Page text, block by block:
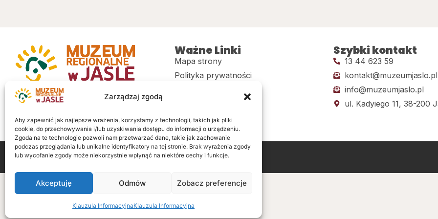
Zarządzaj zgodą
Aby zapewnić jak najlepsze wrażenia, korzystamy z technologii, takich jak pliki
cookie, do przechowywania i/lub uzyskiwania dostępu do informacji o urządzeniu.
Zgoda na te technologie pozwoli nam przetwarzać dane, takie jak zachowanie
podczas przeglądania lub unikalne identyfikatory na tej stronie. Brak wyrażenia zgody
lub wycofanie zgody może niekorzystnie wpłynąć na niektóre cechy i funkcje.
Akceptuję Odmów Zobacz preferencje
Klauzula InformacyjnaKlauzula Informacyjna
Muzeum regionalne w Jaśle im. dr.
Stanisława Kadyiego
Ważne Linki
Mapa strony
Polityka prywatności
Sklep
Szybki kontakt
13 44 623 59
kontakt@muzeumjaslo.pl
info@muzeumjaslo.pl
ul. Kadyiego 11, 38-200
Wszelkie prawa zastrzeżoneRealizacja: LiderOnline